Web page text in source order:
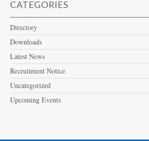
CATEGORIES
Directory
Downloads
Latest News
Recruitment Notice
Uncategorized
Upcoming Events